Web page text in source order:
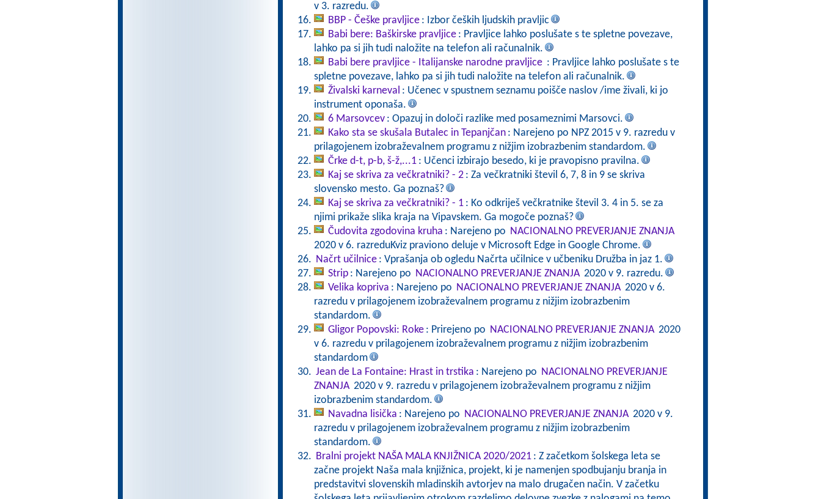
v 3. razredu.
BBP - Češke pravljice : Izbor čeških ljudskih pravljic
Babi bere: Baškirske pravljice : Pravljice lahko poslušate s te spletne povezave,
lahko pa si jih tudi naložite na telefon ali računalnik.
Babi bere pravljice - Italijanske narodne pravljice : Pravljice lahko poslušate s te
spletne povezave, lahko pa si jih tudi naložite na telefon ali računalnik.
Živalski karneval : Učenec v spustnem seznamu poišče naslov /ime živali, ki jo
instrument oponaša.
6 Marsovcev : Opazuj in določi razlike med posameznimi Marsovci.
Kako sta se skušala Butalec in Tepanjčan : Narejeno po NPZ 2015 v 9. razredu v
prilagojenem izobraževalnem programu z nižjim izobrazbenim standardom.
Črke d-t, p-b, š-ž,...1 : Učenci izbirajo besedo, ki je pravopisno pravilna.
Kaj se skriva za večkratniki? - 2 : Za večkratniki števil 6, 7, 8 in 9 se skriva
slovensko mesto. Ga poznaš?
Kaj se skriva za večkratniki? - 1 : Ko odkriješ večkratnike števil 3. 4 in 5. se za
njimi prikaže slika kraja na Vipavskem. Ga mogoče poznaš?
Čudovita zgodovina kruha : Narejeno po NACIONALNO PREVERJANJE ZNANJA
2020 v 6. razreduKviz praviono deluje v Microsoft Edge in Google Chrome.
Načrt učilnice : Vprašanja ob ogledu Načrta učilnice v učbeniku Družba in jaz 1.
Strip : Narejeno po NACIONALNO PREVERJANJE ZNANJA 2020 v 9. razredu.
Velika kopriva : Narejeno po NACIONALNO PREVERJANJE ZNANJA 2020 v 6.
razredu v prilagojenem izobraževalnem programu z nižjim izobrazbenim
standardom.
Gligor Popovski: Roke : Prirejeno po NACIONALNO PREVERJANJE ZNANJA 2020
v 6. razredu v prilagojenem izobraževalnem programu z nižjim izobrazbenim
standardom
Jean de La Fontaine: Hrast in trstika : Narejeno po NACIONALNO PREVERJANJE
ZNANJA 2020 v 9. razredu v prilagojenem izobraževalnem programu z nižjim
izobrazbenim standardom.
Navadna lisička : Narejeno po NACIONALNO PREVERJANJE ZNANJA 2020 v 9.
razredu v prilagojenem izobraževalnem programu z nižjim izobrazbenim
standardom.
Bralni projekt NAŠA MALA KNJIŽNICA 2020/2021 : Z začetkom šolskega leta se
začne projekt Naša mala knjižnica, projekt, ki je namenjen spodbujanju branja in
predstavitvi slovenskih mladinskih avtorjev na malo drugačen način. V začetku